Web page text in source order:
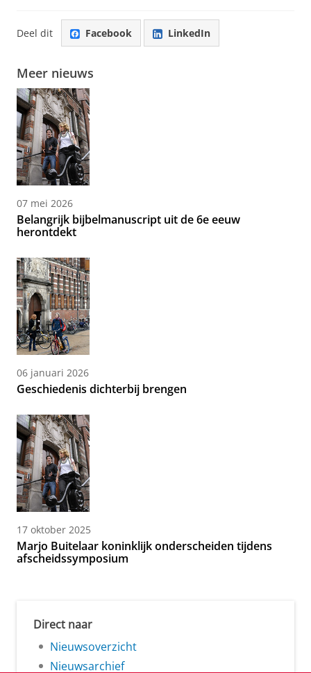
Deel dit Facebook LinkedIn
Meer nieuws
07 mei 2026
Belangrijk bijbelmanuscript uit de 6e eeuw
herontdekt
06 januari 2026
Geschiedenis dichterbij brengen
17 oktober 2025
Marjo Buitelaar koninklijk onderscheiden tijdens
afscheidssymposium
Direct naar
Nieuwsoverzicht
Nieuwsarchief